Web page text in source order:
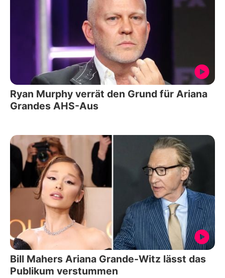
Ryan Murphy verrät den Grund für Ariana
Grandes AHS-Aus
Bill Mahers Ariana Grande-Witz lässt das
Publikum verstummen